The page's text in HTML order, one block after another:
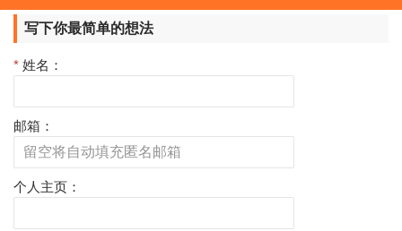
写下你最简单的想法
* 姓名：
邮箱：
个人主页：